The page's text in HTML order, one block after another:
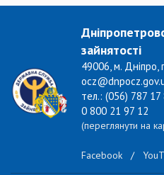
зайнятості
49006, м. Дніпро,
тел.: (056) 787 17
0 800 21 97 12
(переглянути на
Facebook /